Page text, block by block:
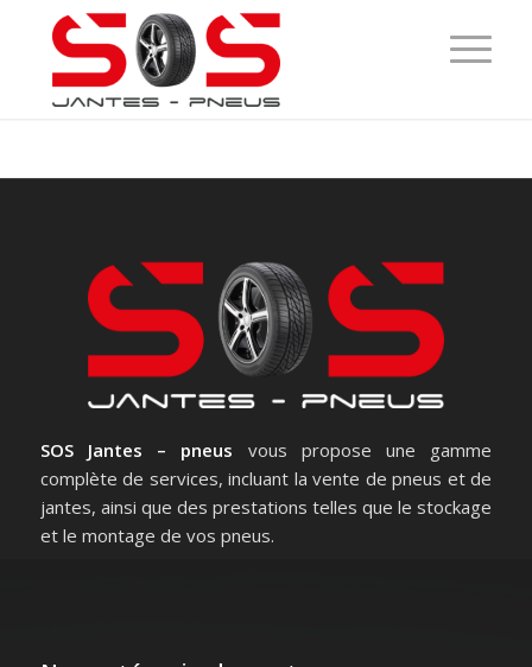
SOS Jantes – pneus vous propose une gamme
complète de services, incluant la vente de pneus et de
jantes, ainsi que des prestations telles que le stockage
et le montage de vos pneus.